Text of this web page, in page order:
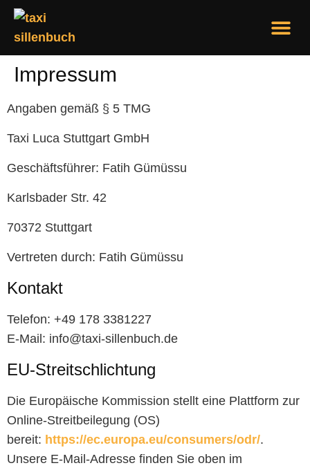
Impressum
Angaben gemäß § 5 TMG
Taxi Luca Stuttgart GmbH
Geschäftsführer: Fatih Gümüssu
Karlsbader Str. 42
70372 Stuttgart
Vertreten durch: Fatih Gümüssu
Kontakt
Telefon: +49 178 3381227
E-Mail: info@taxi-sillenbuch.de
EU-Streitschlichtung
Die Europäische Kommission stellt eine Plattform zur
Online-Streitbeilegung (OS)
bereit: https://ec.europa.eu/consumers/odr/.
Unsere E-Mail-Adresse finden Sie oben im